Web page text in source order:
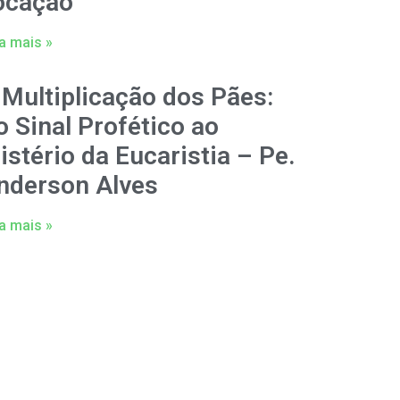
mais »
dos Pães:
Sinal Profético ao
da Eucaristia – Pe.
Alves
mais »